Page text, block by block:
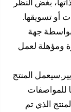
جهة
لعمل
المنتج
الذي تم